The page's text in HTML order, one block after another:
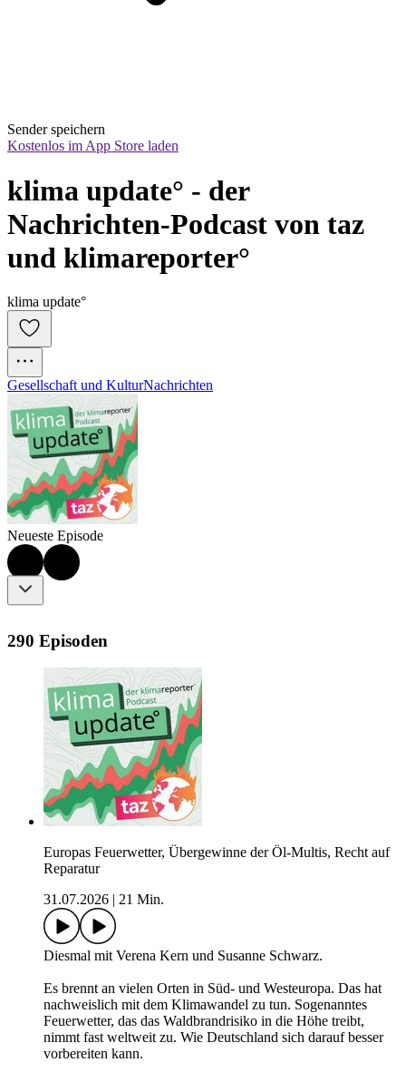
Sender speichern
Kostenlos im App Store laden
klima update° - der
Nachrichten-Podcast von taz
und klimareporter°
klima update°
Gesellschaft und KulturNachrichten
Neueste Episode
290 Episoden
Europas Feuerwetter, Übergewinne der Öl-Multis, Recht auf
Reparatur
31.07.2026
21 Min.
Diesmal mit Verena Kern und Susanne Schwarz.
Es brennt an vielen Orten in Süd- und Westeuropa. Das hat
nachweislich mit dem Klimawandel zu tun. Sogenanntes
Feuerwetter, das das Waldbrandrisiko in die Höhe treibt,
nimmt fast weltweit zu. Wie Deutschland sich darauf besser
vorbereiten kann.